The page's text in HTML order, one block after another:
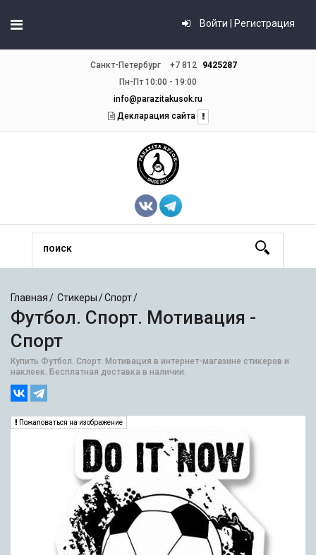
Войти | Регистрация
Санкт-Петербург +7 812
9425287
Пн-Пт 10:00 - 19:00
info@parazitakusok.ru
Декларация сайта
Главная Стикеры Спорт
Футбол. Спорт. Мотивация -
Спорт
Купить Футбол. Спорт. Мотивация в интернет-магазине стикеров и
наклеек. Бесплатная доставка в наличии.
Пожаловаться на изображение